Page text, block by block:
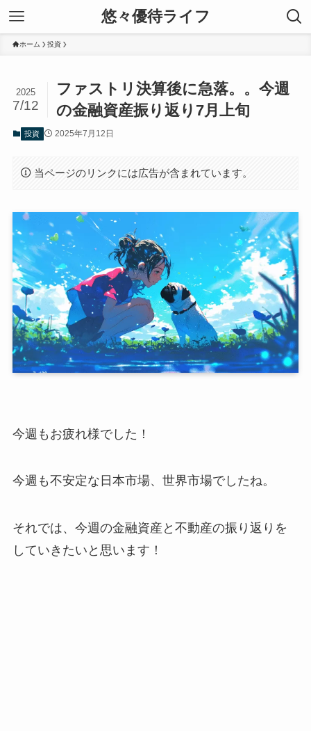
悠々優待ライフ
ホーム 投資
ファストリ決算後に急落。。今週
の金融資産振り返り7月上旬
2025
7/12
投資 2025年7月12日
当ページのリンクには広告が含まれています。
今週もお疲れ様でした！
今週も不安定な日本市場、世界市場でしたね。
それでは、今週の金融資産と不動産の振り返りを
していきたいと思います！